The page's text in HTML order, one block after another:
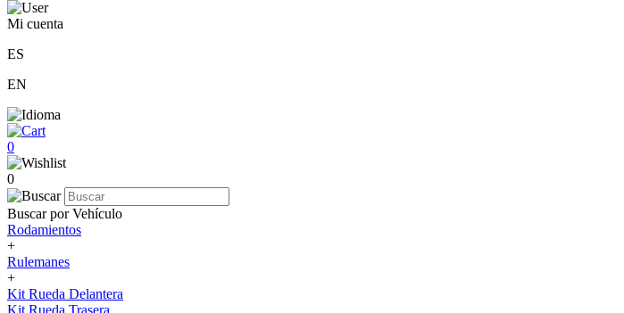
Mi cuenta
ES
EN
0
0
Buscar por Vehículo
Rodamientos
+
Rulemanes
+
Kit Rueda Delantera
Kit Rueda Trasera